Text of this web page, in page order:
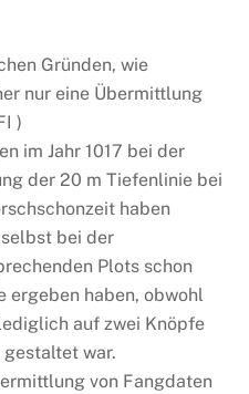
Gründen, wie
nur eine Übermittlung
)
im Jahr 1017 bei der
der 20 m Tiefenlinie bei
haben
bei der
Plots schon
ergeben haben, obwohl
auf zwei Knöpfe
war.
von Fangdaten